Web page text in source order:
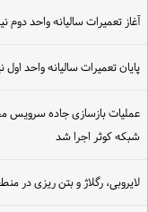
آغاز تعمیرات سالیانه واحد دوم
پایان تعمیرات سالیانه واحد اول
شبکه کوثر اجرا شد
لایروبی، رگلاژ و بتن ریزی در